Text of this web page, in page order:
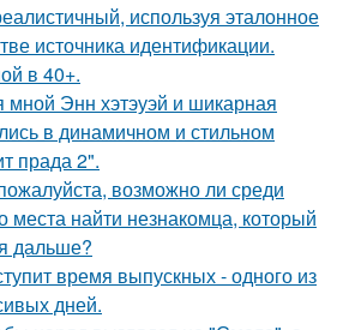
используя эталонное
источника идентификации.
в 40+.
Энн хэтэуэй и шикарная
в динамичном и стильном
прада 2".
возможно ли среди
места найти незнакомца, который
дальше?
время выпускных - одного из
дней.